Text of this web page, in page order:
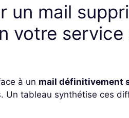
un mail
votre service
à un mail définitivement
Un tableau synthétise ces